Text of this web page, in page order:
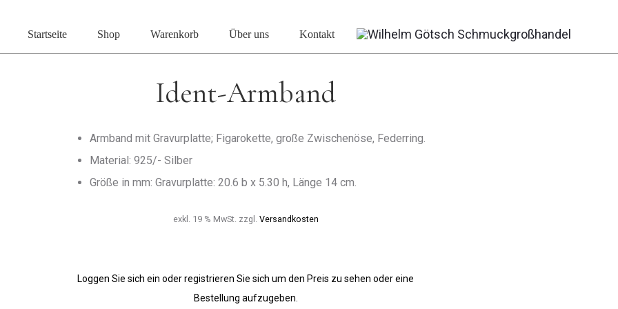
Startseite Shop Warenkorb Über uns Kontakt
Ident-Armband
Armband mit Gravurplatte; Figarokette, große Zwischenöse, Federring.
Material: 925/- Silber
Größe in mm: Gravurplatte: 20.6 b x 5.30 h, Länge 14 cm.
exkl. 19 % MwSt. zzgl. Versandkosten
Loggen Sie sich ein oder registrieren Sie sich um den Preis zu sehen oder eine
Bestellung aufzugeben.